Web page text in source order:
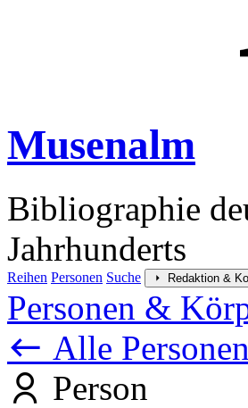
Musenalm
Bibliographie
Jahrhunderts
Reihen Personen Suche Redaktion &
Personen &
Alle
Person